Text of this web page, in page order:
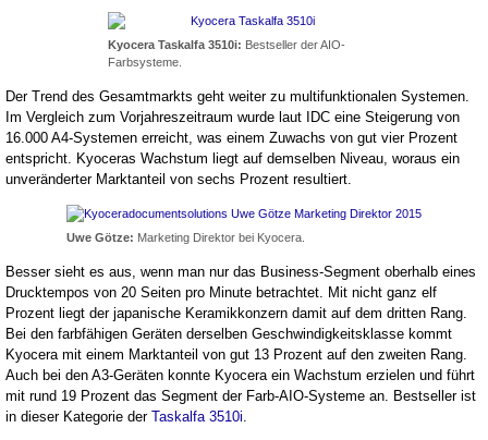
Kyocera Taskalfa 3510i: Bestseller der AIO-
Farbsysteme.
Der Trend des Gesamtmarkts geht weiter zu multifunktionalen Systemen.
Im Vergleich zum Vorjahreszeitraum wurde laut IDC eine Steigerung von
16.000 A4-Systemen erreicht, was einem Zuwachs von gut vier Prozent
entspricht. Kyoceras Wachstum liegt auf demselben Niveau, woraus ein
unveränderter Marktanteil von sechs Prozent resultiert.
Uwe Götze: Marketing Direktor bei Kyocera.
Besser sieht es aus, wenn man nur das Business-Segment oberhalb eines
Drucktempos von 20 Seiten pro Minute betrachtet. Mit nicht ganz elf
Prozent liegt der japanische Keramikkonzern damit auf dem dritten Rang.
Bei den farbfähigen Geräten derselben Geschwindigkeitsklasse kommt
Kyocera mit einem Marktanteil von gut 13 Prozent auf den zweiten Rang.
Auch bei den A3-Geräten konnte Kyocera ein Wachstum erzielen und führt
mit rund 19 Prozent das Segment der Farb-AIO-Systeme an. Bestseller ist
in dieser Kategorie der Taskalfa 3510i